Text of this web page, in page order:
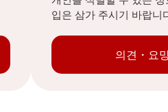
입은 삼가 주시기 바랍니
의견・요